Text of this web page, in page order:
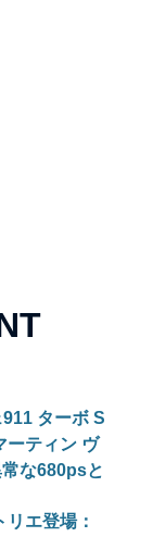
911 ターボ S
ーティン ヴ
な680psと
エ登場：